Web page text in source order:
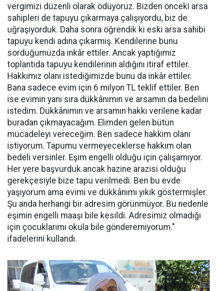
vergimizi düzenli olarak ödüyoruz. Bizden önceki arsa
sahipleri de tapuyu çıkarmaya çalışıyordu, biz de
uğraşıyorduk. Daha sonra öğrendik ki eski arsa sahibi
tapuyu kendi adına çıkarmış. Kendilerine bunu
sorduğumuzda inkâr ettiler. Ancak yaptığımız
toplantıda tapuyu kendilerinin aldığını itiraf ettiler.
Hakkımız olanı istediğimizde bunu da inkâr ettiler.
Bana sadece evim için 6 milyon TL teklif ettiler. Ben
ise evimin yanı sıra dükkânımın ve arsamın da bedelini
istedim. Dükkânımın ve arsamın hakkı verilene kadar
buradan çıkmayacağım. Elimden gelen bütün
mücadeleyi vereceğim. Ben sadece hakkım olanı
istiyorum. Tapumu vermeyeceklerse hakkım olan
bedeli versinler. Eşim engelli olduğu için çalışamıyor.
Her yere başvurduk ancak hazine arazisi olduğu
gerekçesiyle bize tapu verilmedi. Ben bu evde
yaşıyorum ama evimi ve dükkânımı yıkık göstermişler.
Şu anda herhangi bir adresim görünmüyor. Bu nedenle
eşimin engelli maaşı bile kesildi. Adresimiz olmadığı
için çocuklarımı okula bile gönderemiyorum."
ifadelerini kullandı.